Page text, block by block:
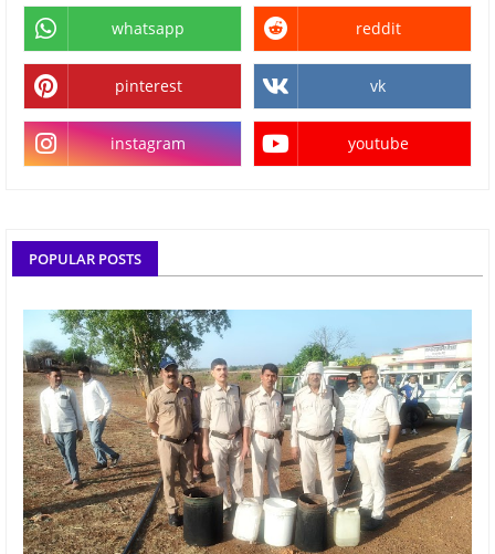
whatsapp reddit
pinterest vk
instagram youtube
POPULAR POSTS